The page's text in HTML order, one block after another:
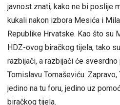
javnost znati, kako ne bi poslije
kukali nakon izbora Mesića i
Republike Hrvatske. Kao što su
HDZ-ovog biračkog tijela, tako
razbijači, a razbijači će
Tomislavu Tomaševiću.
jedino na tu foru, jedino uz
biračkog tijela.